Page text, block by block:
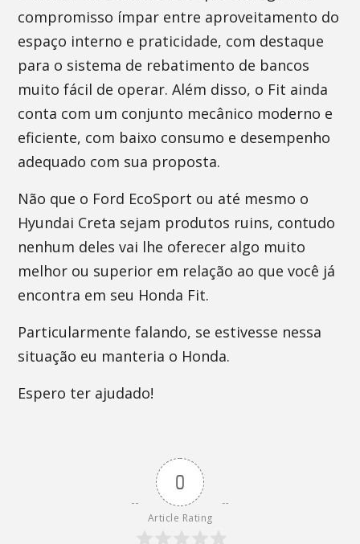
compromisso ímpar entre aproveitamento do
espaço interno e praticidade, com destaque
para o sistema de rebatimento de bancos
muito fácil de operar. Além disso, o Fit ainda
conta com um conjunto mecânico moderno e
eficiente, com baixo consumo e desempenho
adequado com sua proposta.
Não que o Ford EcoSport ou até mesmo o
Hyundai Creta sejam produtos ruins, contudo
nenhum deles vai lhe oferecer algo muito
melhor ou superior em relação ao que você já
encontra em seu Honda Fit.
Particularmente falando, se estivesse nessa
situação eu manteria o Honda.
Espero ter ajudado!
0
Article Rating